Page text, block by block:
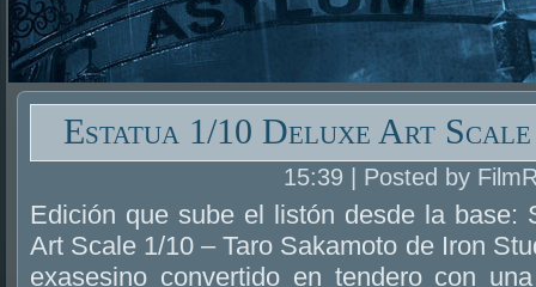
Estatua 1/10 Deluxe Art
15:39 | Posted by
Edición que sube el listón desde la base:
Art Scale 1/10 – Taro Sakamoto de Iron
exasesino convertido en tendero con